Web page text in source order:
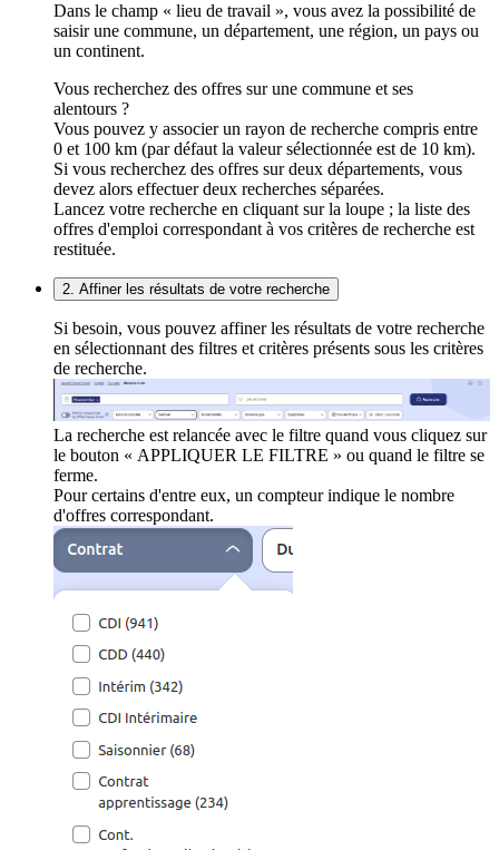
Dans le champ « lieu de travail », vous avez la possibilité de
saisir une commune, un département, une région, un pays ou
un continent.
Vous recherchez des offres sur une commune et ses
alentours ?
Vous pouvez y associer un rayon de recherche compris entre
0 et 100 km (par défaut la valeur sélectionnée est de 10 km).
Si vous recherchez des offres sur deux départements, vous
devez alors effectuer deux recherches séparées.
Lancez votre recherche en cliquant sur la loupe ; la liste des
offres d'emploi correspondant à vos critères de recherche est
restituée.
2. Affiner les résultats de votre recherche
Si besoin, vous pouvez affiner les résultats de votre recherche
en sélectionnant des filtres et critères présents sous les critères
de recherche.
La recherche est relancée avec le filtre quand vous cliquez sur
le bouton « APPLIQUER LE FILTRE » ou quand le filtre se
ferme.
Pour certains d'entre eux, un compteur indique le nombre
d'offres correspondant.